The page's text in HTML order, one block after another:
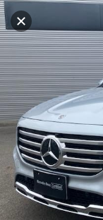
車を探す
中古車検索
販売店検索
エリア別最新ニュース
品質と保証
ローン・リース
アカウント
ログイン
マイアカウント
マイリスト
保存した検索条件
アフターサービス
アフターサービス
車検／定期点検
コーティング
企業情報
企業概要
業績決算情報
リンク
ヤナセ認定中古車
プライバシーポリシー